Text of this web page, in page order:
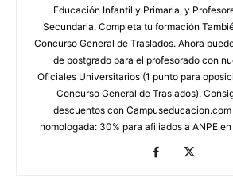
Educación Infantil y Primaria, y
Secundaria. Completa tu formación
Concurso General de Traslados. Ahora
de postgrado para el profesorado con
Oficiales Universitarios (1 punto para
Concurso General de Traslados).
descuentos con
homologada: 30% para afiliados a ANPE